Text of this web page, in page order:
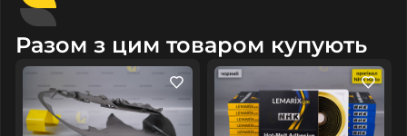
Покоління
Рік випуску 2013-2017
Рестайлінг/
Дорестайлінг
рестайлінг
Разом з цим товаром купують